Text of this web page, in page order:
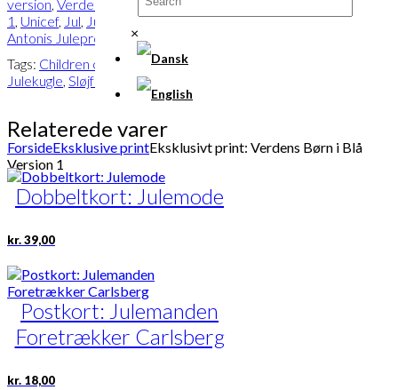
×
ForsideEksklusive printEksklusivt print: Verdens Børn i Blå
Version 1
version, Verdens Børn i Blå | Version
1 , Unicef, Jul, Jule Specialprint,Alle
Antonis Juleprodukter
Tags: Children of the World,Gran
Julekugle, Sløjfe Unicef
Relaterede varer
Dobbeltkort: Julemode
kr.39,00
Postkort: Julemanden
Foretrækker Carlsberg
kr. 18,00